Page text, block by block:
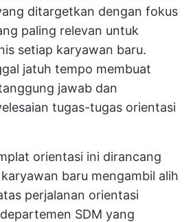
ditargetkan dengan fokus
paling relevan untuk
setiap karyawan baru.
jatuh tempo membuat
jawab dan
tugas-tugas orientasi
orientasi ini dirancang
baru mengambil alih
perjalanan orientasi
SDM yang